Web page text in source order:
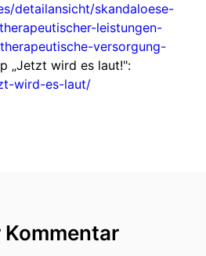
detailansicht/skandaloese-
leistungen-
versorgung-
„Jetzt wird es laut!":
wird-es-laut/
Kommentar